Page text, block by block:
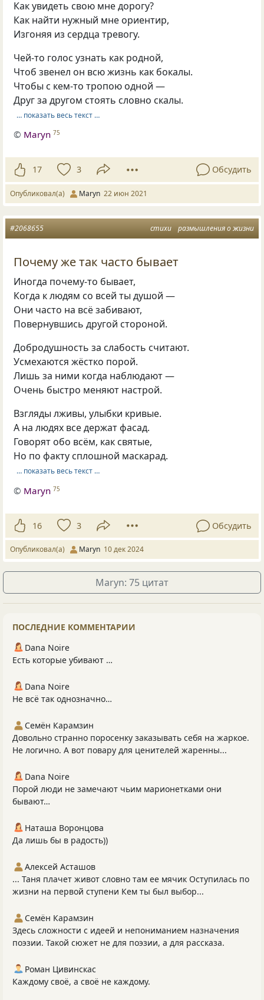
Как увидеть свою мне дорогу?
Как найти нужный мне ориентир,
Изгоняя из сердца тревогу.
Чей-то голос узнать как родной,
Чтоб звенел он всю жизнь как бокалы.
Чтобы с кем-то тропою одной —
Друг за другом стоять словно скалы.
… показать весь текст …
© Maryn 75
17 3 Обсудить
Опубликовал(а) Maryn 22 июн 2021
стихи размышления о жизни
#2068655
Почему же так часто бывает
Иногда почему-то бывает,
Когда к людям со всей ты душой —
Они часто на всё забивают,
Повернувшись другой стороной.
Добродушность за слабость считают.
Усмехаются жёстко порой.
Лишь за ними когда наблюдают —
Очень быстро меняют настрой.
Взгляды лживы, улыбки кривые.
А на людях все держат фасад.
Говорят обо всём, как святые,
Но по факту сплошной маскарад.
… показать весь текст …
© Maryn 75
16 3 Обсудить
Опубликовал(а) Maryn 10 дек 2024
Maryn: 75 цитат
ПОСЛЕДНИЕ КОММЕНТАРИИ
Dana Noire
Есть которые убивают …
Dana Noire
Не всё так однозначно…
Семён Карамзин
Довольно странно поросенку заказывать себя на жаркое.
Не логично. А вот повару для ценителей жаренны...
Dana Noire
Порой люди не замечают чьим марионетками они
бывают…
Наташа Воронцова
Да лишь бы в радость))
Алексей Асташов
... Таня плачет живот словно там ее мячик Оступилась по
жизни на первой ступени Кем ты был выбор...
Семён Карамзин
Здесь сложности с идеей и непониманием назначения
поэзии. Такой сюжет не для поэзии, а для рассказа.
Роман Цивинскас
Каждому своё, а своё не каждому.